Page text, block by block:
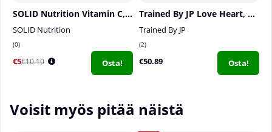
SOLID Nutrition Vitamin C, 90 caps
SOLID Nutrition
0
€5€10.10 Osta!
Trained By JP Love Heart, 30 serv.
Trained By JP
2
€50.89 Osta!
Voisit myös pitää näistä